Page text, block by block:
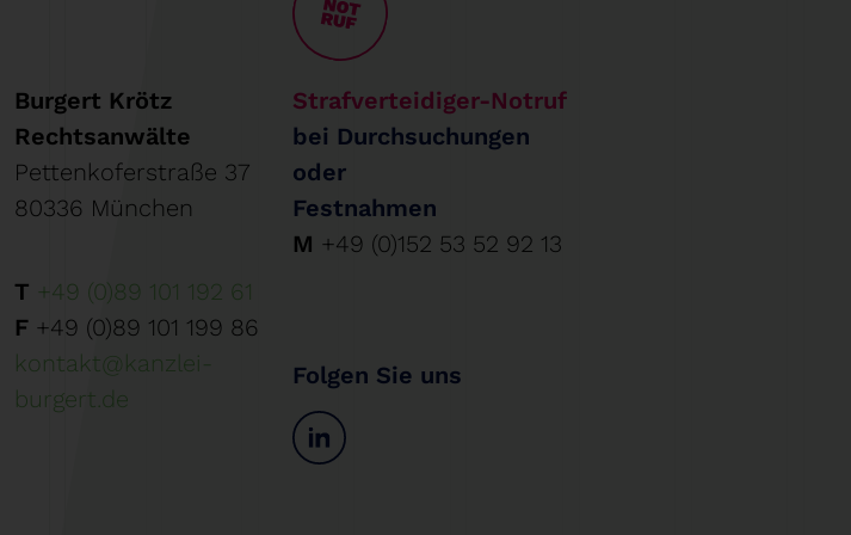
Burgert Krötz
Rechtsanwälte
Pettenkoferstraße 37
80336 München
T +49 (0)89 101 192 61
F+49 (0)89 101 199 86
kontakt@kanzlei-
burgert.de
Strafverteidiger-Notruf
bei Durchsuchungen
oder
Festnahmen
M +49 (0)152 53 52 92 13
Folgen Sie uns